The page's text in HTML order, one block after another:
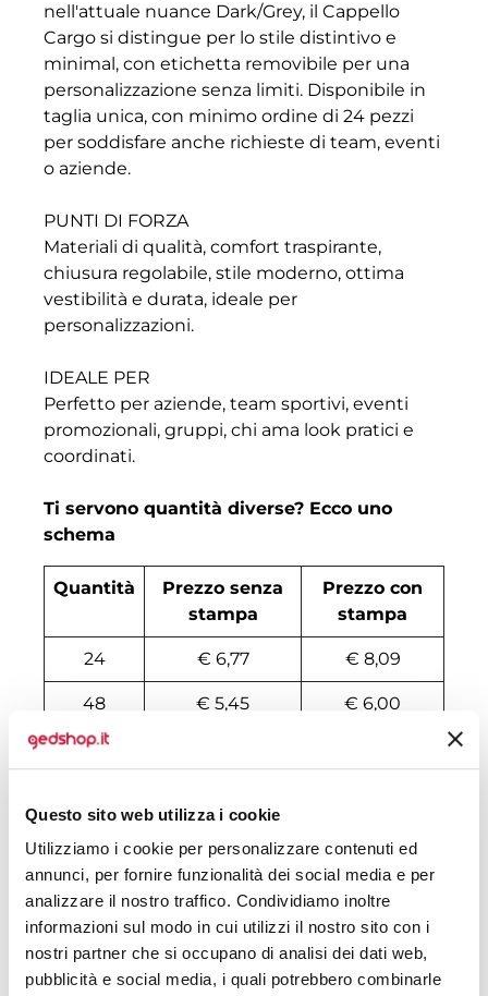
Questo sito web utilizza i cookie
Utilizziamo i cookie per personalizzare contenuti ed
annunci, per fornire funzionalità dei social media e per
analizzare il nostro traffico. Condividiamo inoltre
informazioni sul modo in cui utilizzi il nostro sito con i
nostri partner che si occupano di analisi dei dati web,
pubblicità e social media, i quali potrebbero combinarle
nell'attuale nuance Dark/Grey, il Cappello
Cargo si distingue per lo stile distintivo e
minimal, con etichetta removibile per una
personalizzazione senza limiti. Disponibile in
taglia unica, con minimo ordine di 24 pezzi
per soddisfare anche richieste di team, eventi
o aziende.
PUNTI DI FORZA
Materiali di qualità, comfort traspirante,
chiusura regolabile, stile moderno, ottima
vestibilità e durata, ideale per
personalizzazioni.
IDEALE PER
Perfetto per aziende, team sportivi, eventi
promozionali, gruppi, chi ama look pratici e
coordinati.
Ti servono quantità diverse? Ecco uno
schema
Quantità
Prezzo senza
stampa
Prezzo con
stampa
24 € 6,77 € 8,09
48 € 5,45 € 6,00
96
€ 4,46
312 € 3,96 € 4,30
504 € 3,85 € 4,18
1008 € 3,68 € 3,90